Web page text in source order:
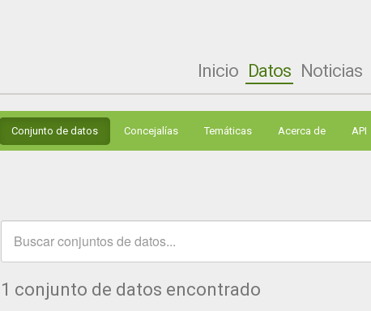
Inicio Datos Noticias
Conjunto de datos Concejalías Temáticas Acerca de API
1 conjunto de datos encontrado